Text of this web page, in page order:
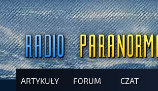
ARTYKUŁY FORUM CZAT